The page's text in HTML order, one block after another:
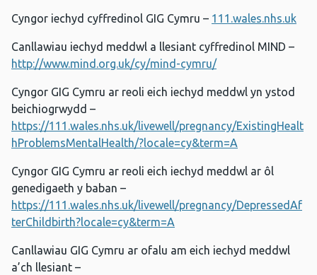
Cyngor iechyd cyffredinol GIG Cymru – 111.wales.nhs.uk
Canllawiau iechyd meddwl a llesiant cyffredinol MIND –
http://www.mind.org.uk/cy/mind-cymru/
Cyngor GIG Cymru ar reoli eich iechyd meddwl yn ystod
beichiogrwydd –
https://111.wales.nhs.uk/livewell/pregnancy/ExistingHealt
hProblemsMentalHealth/?locale=cy&term=A
Cyngor GIG Cymru ar reoli eich iechyd meddwl ar ôl
genedigaeth y baban –
https://111.wales.nhs.uk/livewell/pregnancy/DepressedAf
terChildbirth?locale=cy&term=A
Canllawiau GIG Cymru ar ofalu am eich iechyd meddwl
a’ch llesiant –